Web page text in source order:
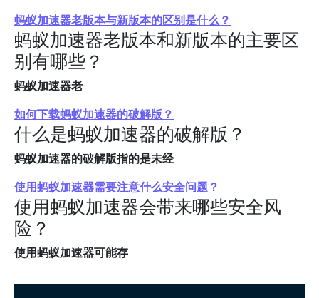
蚂蚁加速器老版本与新版本的区别是什么？
蚂蚁加速器老版本和新版本的主要区
别有哪些？
蚂蚁加速器老
如何下载蚂蚁加速器的破解版？
什么是蚂蚁加速器的破解版？
蚂蚁加速器的破解版指的是未经
使用蚂蚁加速器需要注意什么安全问题？
使用蚂蚁加速器会带来哪些安全风
险？
使用蚂蚁加速器可能存